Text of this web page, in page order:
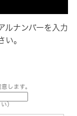
ルナンバーを入力
。
します。
）